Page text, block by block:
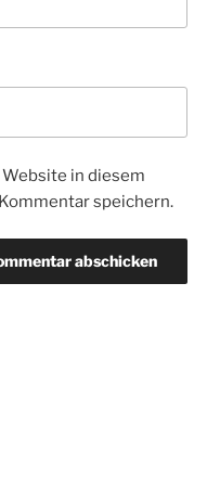
in diesem
speichern.